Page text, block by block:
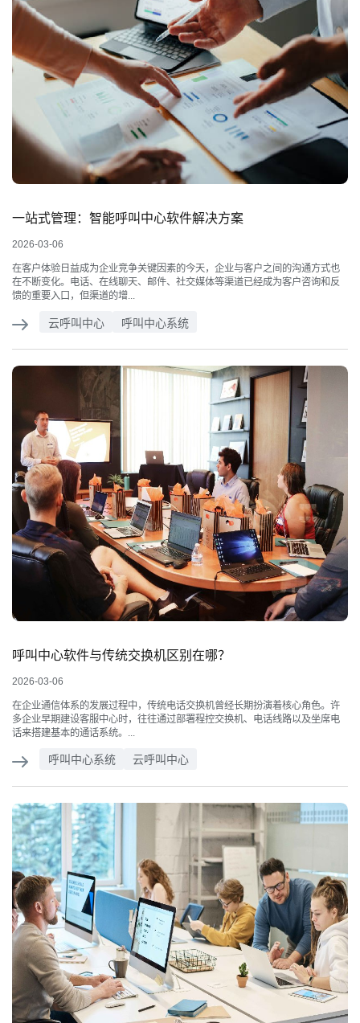
一站式管理：智能呼叫中心软件解决方案
2026-03-06
在客户体验日益成为企业竞争关键因素的今天，企业与客户之间的沟通方式也
在不断变化。电话、在线聊天、邮件、社交媒体等渠道已经成为客户咨询和反
馈的重要入口，但渠道的增...
云呼叫中心 呼叫中心系统
呼叫中心软件与传统交换机区别在哪？
2026-03-06
在企业通信体系的发展过程中，传统电话交换机曾经长期扮演着核心角色。许
多企业早期建设客服中心时，往往通过部署程控交换机、电话线路以及坐席电
话来搭建基本的通话系统。...
呼叫中心系统 云呼叫中心